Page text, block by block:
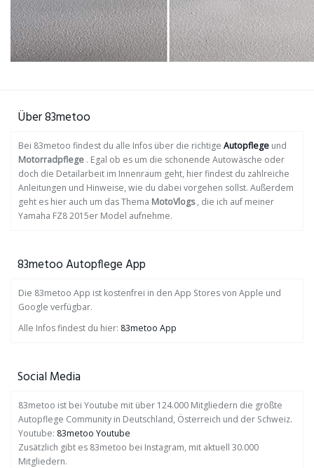
Über 83metoo
Bei 83metoo findest du alle Infos über die richtige Autopflege und
Motorradpflege . Egal ob es um die schonende Autowäsche oder
doch die Detailarbeit im Innenraum geht, hier findest du zahlreiche
Anleitungen und Hinweise, wie du dabei vorgehen sollst. Außerdem
geht es hier auch um das Thema MotoVlogs, die ich auf meiner
Yamaha FZ8 2015er Model aufnehme.
83metoo Autopflege App
Die 83metoo App ist kostenfrei in den App Stores von Apple und
Google verfügbar.
Alle Infos findest du hier: 83metoo App
Social Media
83metoo ist bei Youtube mit über 124.000 Mitgliedern die größte
Autopflege Community in Deutschland, Österreich und der Schweiz.
Youtube: 83metoo Youtube
Zusätzlich gibt es 83metoo bei Instagram, mit aktuell 30.000
Mitgliedern.